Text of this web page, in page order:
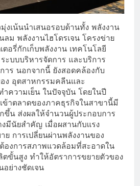
งเน้นนำเสนอรอบด้านทั้ง พลังงาน
ลม พลังงานไฮโดรเจน โครงข่าย
อรี่กักเก็บพลังงาน เทคโนโลยี
ะบบบริหารจัดการ และบริการ
าร นอกจากนี้ ยังสอดคล้องกับ
ง อุตสาหกรรมคลีนและ
ความเย็น ในปัจจุบัน โดยในปี
ข้าตลาดของภาคธุรกิจในสาขานี้มี
ขึ้น ส่งผลให้จำนวนผู้ประกอบการ
มีนัยสำคัญ เมื่อผสานกับแรง
การเปลี่ยนผ่านพลังงานของ
องการสภาพแวดล้อมที่สะอาดใน
ขั้นสูง ทำให้อัตราการขยายตัวของ
ย่างชัดเจน